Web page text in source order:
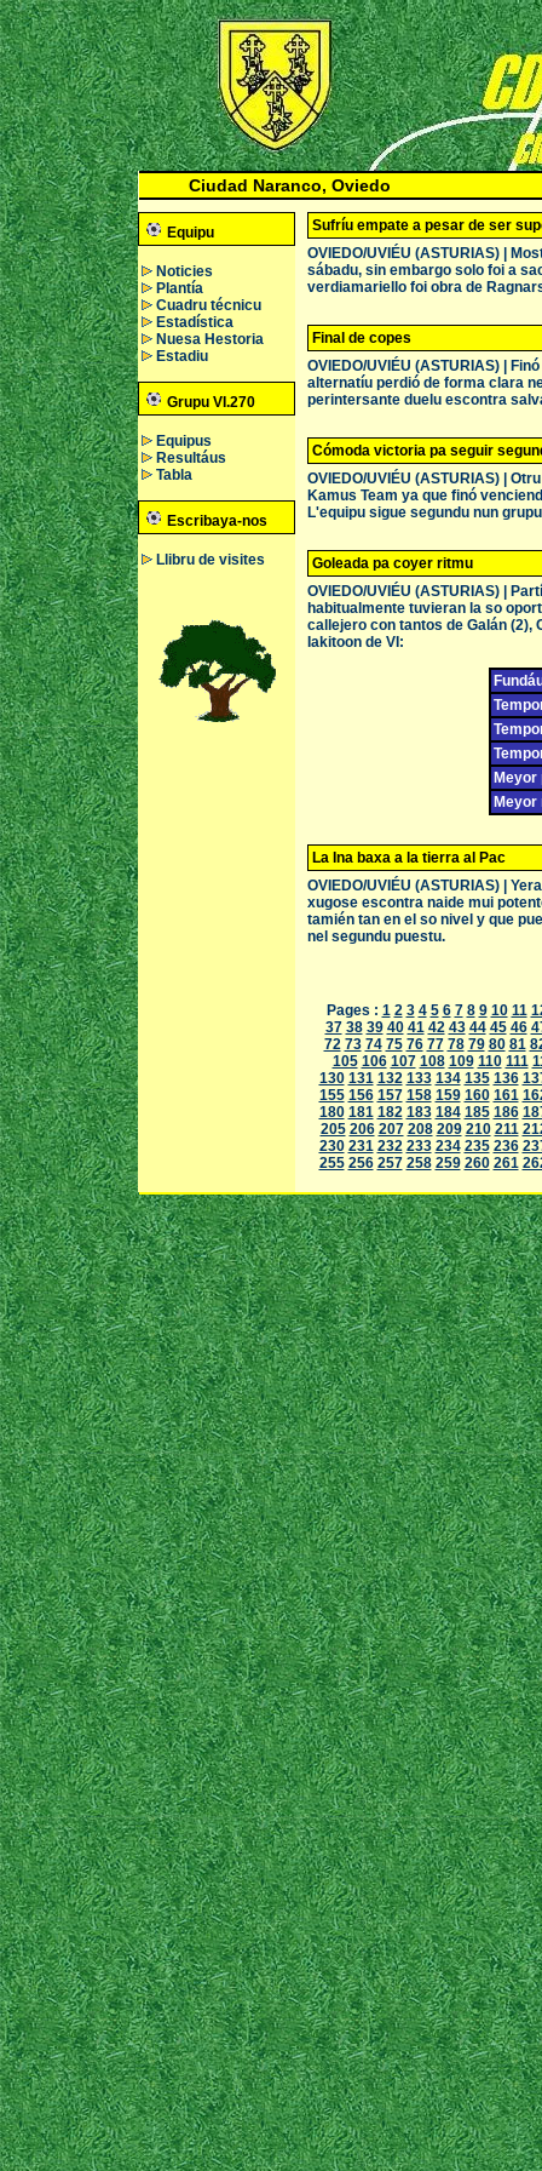
Ciudad Naranco, Oviedo
Equipu
Noticies
Plantía
Cuadru técnicu
Estadística
Nuesa Hestoria
Estadiu
Grupu VI.270
Equipus
Resultáus
Tabla
Escribaya-nos
Llibru de visites
Sufríu empate a pesar de ser
OVIEDO/UVIÉU (ASTURIAS) |
sábadu, sin embargo solo foi a
verdiamariello foi obra de
Final de copes
OVIEDO/UVIÉU (ASTURIAS) |
alternatíu perdió de forma clara
perintersante duelu escontra
Cómoda victoria pa seguir
OVIEDO/UVIÉU (ASTURIAS) |
Kamus Team ya que finó
L'equipu sigue segundu nun
Goleada pa coyer ritmu
OVIEDO/UVIÉU (ASTURIAS) |
habitualmente tuvieran la so
callejero con tantos de Galán
Iakitoon de VI:
Meyor
Meyor
La Ina baxa a la tierra al Pac
OVIEDO/UVIÉU (ASTURIAS) |
xugose escontra naide mui
tamién tan en el so nivel y que
nel segundu puestu.
Pages : 1 2 3 4 5 6 7 8 9 10 11
37 38 39 40 41 42 43 44 45 46
72 73 74 75 76 77 78 79 80 81
105 106 107 108 109 110 111
130 131 132 133 134 135 136
155 156 157 158 159 160 161
180 181 182 183 184 185 186
205 206 207 208 209 210 211
230 231 232 233 234 235 236
255 256 257 258 259 260 261